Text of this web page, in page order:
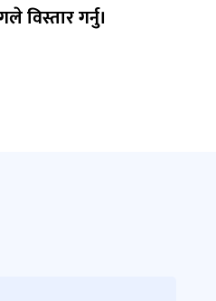
विस्तार गर्नु।